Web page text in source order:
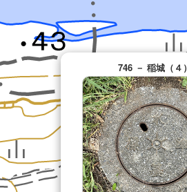
746 － 稲城（４）